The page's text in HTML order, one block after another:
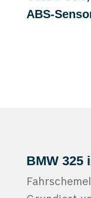
ABS-
BMW 325